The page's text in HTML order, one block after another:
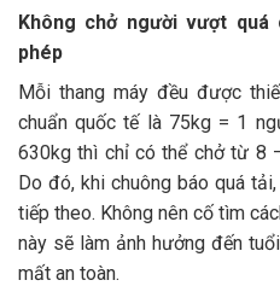
Không chở người vượt
phép
Mỗi thang máy đều được
chuẩn quốc tế là 75kg = 1
630kg thì chỉ có thể chở từ 8
Do đó, khi chuông báo quá
tiếp theo. Không nên cố tìm
này sẽ làm ảnh hưởng đến
mất an toàn.